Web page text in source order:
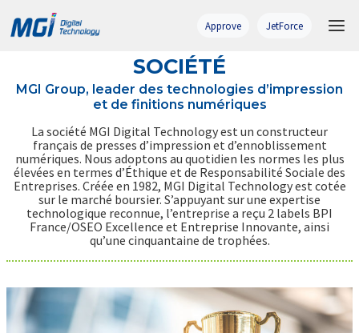
content
Approve JetForce
SOCIÉTÉ
MGI Group, leader des technologies d’impression
et de finitions numériques
La société MGI Digital Technology est un constructeur
français de presses d’impression et d’ennoblissement
numériques. Nous adoptons au quotidien les normes les plus
élevées en termes d’Éthique et de Responsabilité Sociale des
Entreprises. Créée en 1982, MGI Digital Technology est cotée
sur le marché boursier. S’appuyant sur une expertise
technologique reconnue, l’entreprise a reçu 2 labels BPI
France/OSEO Excellence et Entreprise Innovante, ainsi
qu’une cinquantaine de trophées.